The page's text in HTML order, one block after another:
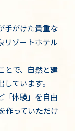
手がけた貴重な
リゾートホテル
とで、自然と建
ています。
「体験」を自由
作っていただけ